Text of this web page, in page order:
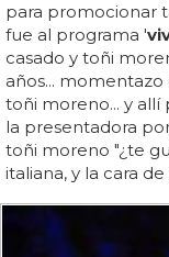
para promocionar
fue al programa '
casado y toñi
años... momentazo
toñi moreno... y
la presentadora
toñi moreno "¿te
italiana, y la cara